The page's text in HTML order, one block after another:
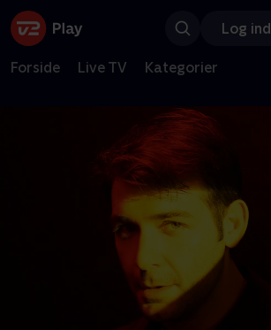
Log ind
Forside Live TV Kategorier